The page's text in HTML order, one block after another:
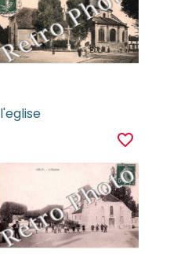
l'eglise
favorite_border